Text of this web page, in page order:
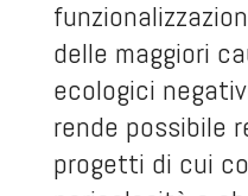
delle maggiori
ecologici
rende possibile
progetti di cui